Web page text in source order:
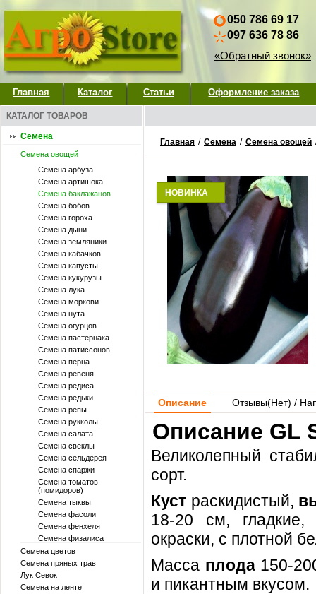
050 786 69 17
097 636 78 86
«Обратный звонок»
Главная Каталог Статьи Оформление заказа
КАТАЛОГ ТОВАРОВ
Семена
Семена овощей
Семена арбуза
Семена артишока
Семена баклажанов
Семена бобов
Семена гороха
Семена дыни
Семена земляники
Семена кабачков
Семена капусты
Семена кукурузы
Семена лука
Семена моркови
Семена нута
Семена огурцов
Семена пастернака
Семена патиссонов
Семена перца
Семена ревеня
Семена редиса
Семена редьки
Семена репы
Семена рукколы
Семена салата
Семена свеклы
Семена сельдерея
Семена спаржи
Семена томатов
(помидоров)
Семена тыквы
Семена фасоли
Семена фенхеля
Семена физалиса
Семена цветов
Семена пряных трав
Лук Севок
Семена на ленте
Главная / Семена / Семена овощей
НОВИНКА
Описание Отзывы(Нет) /
Описание GL
Великолепный
сорт.
Куст раскидистый,
18-20 см, гладкие,
окраски, с плотной
Масса плода 150-
и пикантным вкусом.